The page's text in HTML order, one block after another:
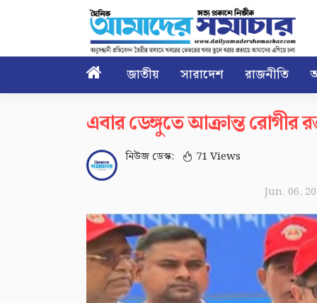
 জাতীয় সারাদেশ রাজনীতি
এবার ডেঙ্গুতে আক্রান্ত রোগীর
নিউজ ডেস্ক: 71 Views
Jun. 06,